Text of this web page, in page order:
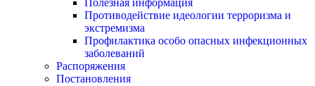
Полезная информация
Противодействие идеологии терроризма и
экстремизма
Профилактика особо опасных инфекционных
заболеваний
Распоряжения
Постановления